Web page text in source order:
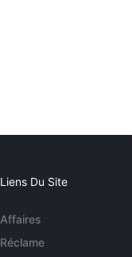
Liens Du Site
Affaires
Réclame